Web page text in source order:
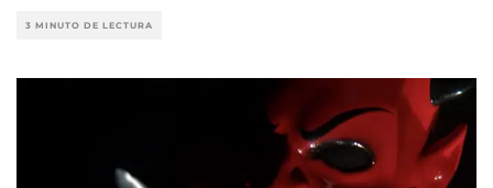
3 MINUTO DE LECTURA